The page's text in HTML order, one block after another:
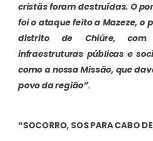
cristãs foram destruídas. O
foi o ataque feito a Mazeze, o
distrito de Chiúre,
infraestruturas públicas e
como a nossa Missão, que
povo da região”.
“SOCORRO, SOS PARA CABO